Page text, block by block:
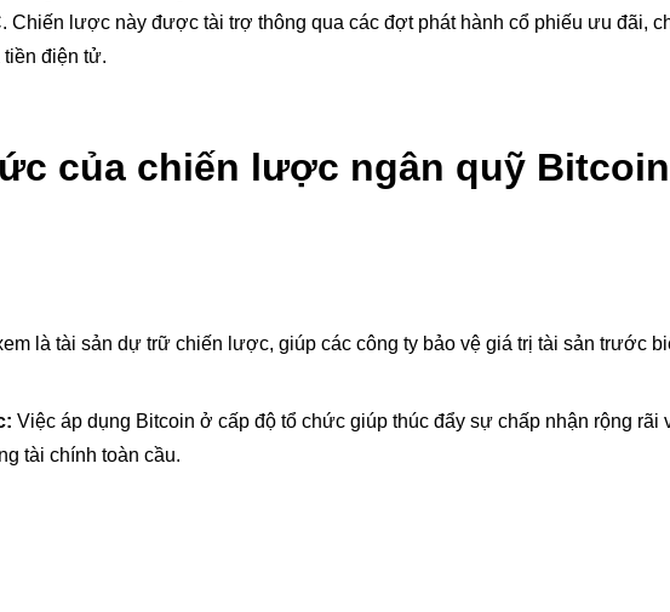
Chiến lược này được tài trợ thông qua các đợt phát hành cổ phiếu ưu đãi,
điện tử.
của chiến lược ngân quỹ Bitcoin
là tài sản dự trữ chiến lược, giúp các công ty bảo vệ giá trị tài sản trước
Việc áp dụng Bitcoin ở cấp độ tổ chức giúp thúc đẩy sự chấp nhận rộng rãi
tài chính toàn cầu.